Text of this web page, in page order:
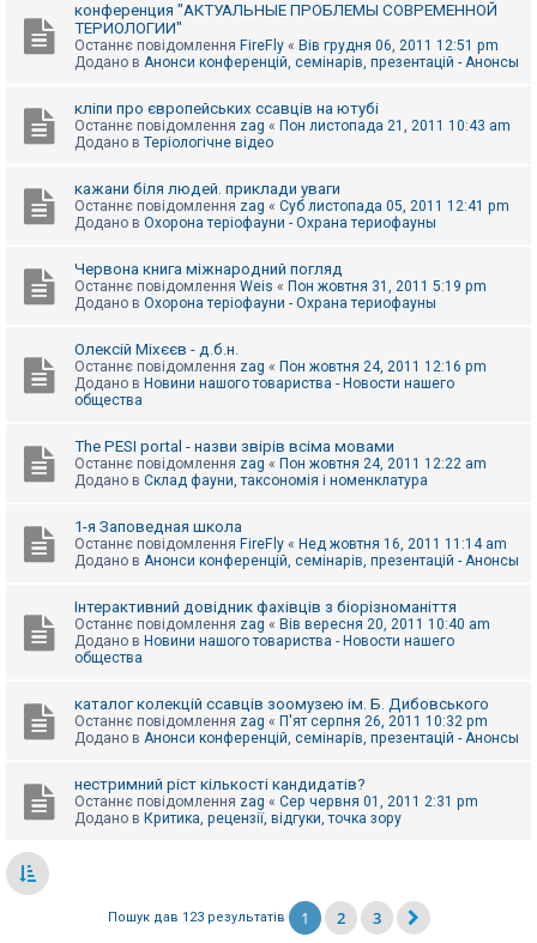
конференция "АКТУАЛЬНЫЕ ПРОБЛЕМЫ СОВРЕМЕННОЙ
ТЕРИОЛОГИИ"
Останнє повідомлення FireFly « Вів грудня 06, 2011 12:51 pm
Додано в Анонси конференцій, семінарів, презентацій - Анонсы
кліпи про європейських ссавців на ютубі
Останнє повідомлення zag « Пон листопада 21, 2011 10:43 am
Додано в Теріологічне відео
кажани біля людей. приклади уваги
Останнє повідомлення zag « Суб листопада 05, 2011 12:41 pm
Додано в Охорона теріофауни - Охрана териофауны
Червона книга міжнародний погляд
Останнє повідомлення Weis « Пон жовтня 31, 2011 5:19 pm
Додано в Охорона теріофауни - Охрана териофауны
Олексій Міхєєв - д.б.н.
Останнє повідомлення zag « Пон жовтня 24, 2011 12:16 pm
Додано в Новини нашого товариства - Новости нашего
общества
The PESI portal - назви звірів всіма мовами
Останнє повідомлення zag « Пон жовтня 24, 2011 12:22 am
Додано в Склад фауни, таксономія і номенклатура
1-я Заповедная школа
Останнє повідомлення FireFly « Нед жовтня 16, 2011 11:14 am
Додано в Анонси конференцій, семінарів, презентацій - Анонсы
Інтерактивний довідник фахівців з біорізноманіття
Останнє повідомлення zag « Вів вересня 20, 2011 10:40 am
Додано в Новини нашого товариства - Новости нашего
общества
каталог колекцій ссавців зоомузею ім. Б. Дибовського
Останнє повідомлення zag « П'ят серпня 26, 2011 10:32 pm
Додано в Анонси конференцій, семінарів, презентацій - Анонсы
нестримний ріст кількості кандидатів?
Останнє повідомлення zag « Сер червня 01, 2011 2:31 pm
Додано в Критика, рецензії, відгуки, точка зору
Пошук дав 123 результатів 1 2 3